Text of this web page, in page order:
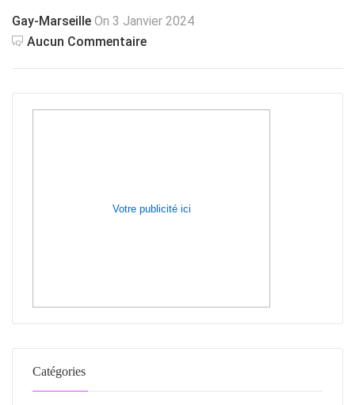
Gay-Marseille On 3 Janvier 2024
Aucun Commentaire
Votre publicité ici
Catégories